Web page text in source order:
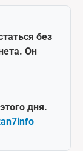
без
Он
дня.